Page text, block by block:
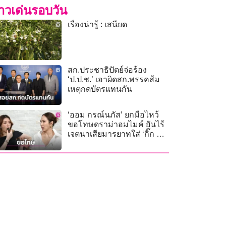
วเด่นรอบวัน
เรื่องน่ารู้ : เสนียด
สก.ประชาธิปัตย์จ่อร้อง
‘ป.ป.ช.’ เอาผิดสก.พรรคส้ม
เหตุกดบัตรแทนกัน
‘ออม กรณ์นภัส’ ยกมือไหว้
ขอโทษดราม่าอมไมค์ ยันไร้
เจตนาเสียมารยาทใส่ ‘กิ๊ก สุวั